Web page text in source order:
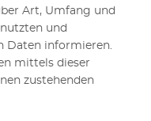
Art, Umfang und
und
Daten informieren.
mittels dieser
zustehenden